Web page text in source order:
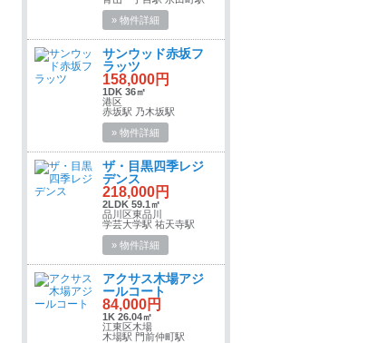
» 物件詳細
サンウッド赤坂フ
ラッツ
158,000円
1DK 36㎡
港区
赤坂駅 乃木坂駅
» 物件詳細
ザ・目黒四季レジ
デンス
218,000円
2LDK 59.1㎡
品川区東品川
学芸大学駅 祐天寺駅
» 物件詳細
アクサス木場アジ
ールコート
84,000円
1K 26.04㎡
江東区木場
木場駅 門前仲町駅